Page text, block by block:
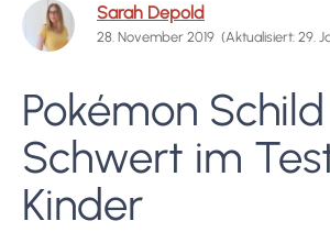
Sarah Depold
28. November 2019 (Aktualisiert: 29.
Pokémon
Schwert im
Kinder